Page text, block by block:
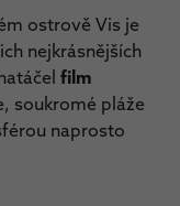
ostrově Vis je
nejkrásnějších
film
soukromé pláže
naprosto